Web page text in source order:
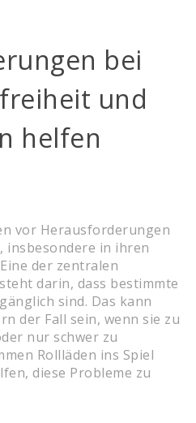
bei
und
helfen
vor Herausforderungen
in ihren
der zentralen
darin, dass bestimmte
sind. Das kann
der Fall sein, wenn sie zu
nur schwer zu
Rollläden ins Spiel
diese Probleme zu